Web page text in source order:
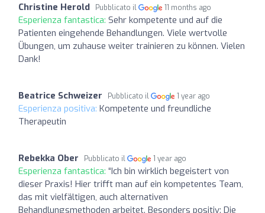
Christine Herold Pubblicato il 11 months ago
Esperienza fantastica: Sehr kompetente und auf die
Patienten eingehende Behandlungen. Viele wertvolle
Übungen, um zuhause weiter trainieren zu können. Vielen
Dank!
Beatrice Schweizer Pubblicato il 1 year ago
Esperienza positiva: Kompetente und freundliche
Therapeutin
Rebekka Ober Pubblicato il 1 year ago
Esperienza fantastica: “Ich bin wirklich begeistert von
dieser Praxis! Hier trifft man auf ein kompetentes Team,
das mit vielfältigen, auch alternativen
Behandlungsmethoden arbeitet. Besonders positiv: Die